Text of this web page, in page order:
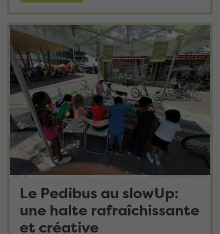
Le Pedibus au slowUp:
une halte rafraîchissante
et créative